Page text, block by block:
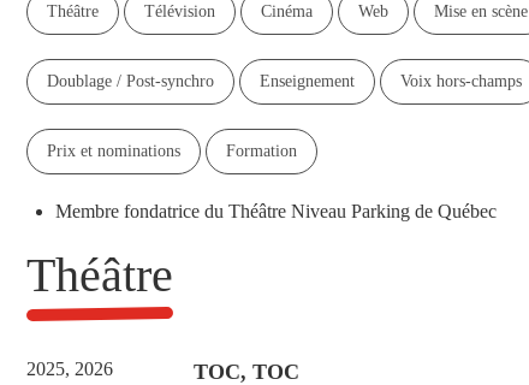
Théâtre Télévision Cinéma Web Mise en scène
Doublage / Post-synchro Enseignement Voix hors-champs
Prix et nominations Formation
Membre fondatrice du Théâtre Niveau Parking de Québec
Théâtre
2025, 2026 TOC, TOC